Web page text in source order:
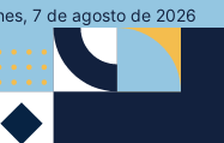
7 de agosto de 2026